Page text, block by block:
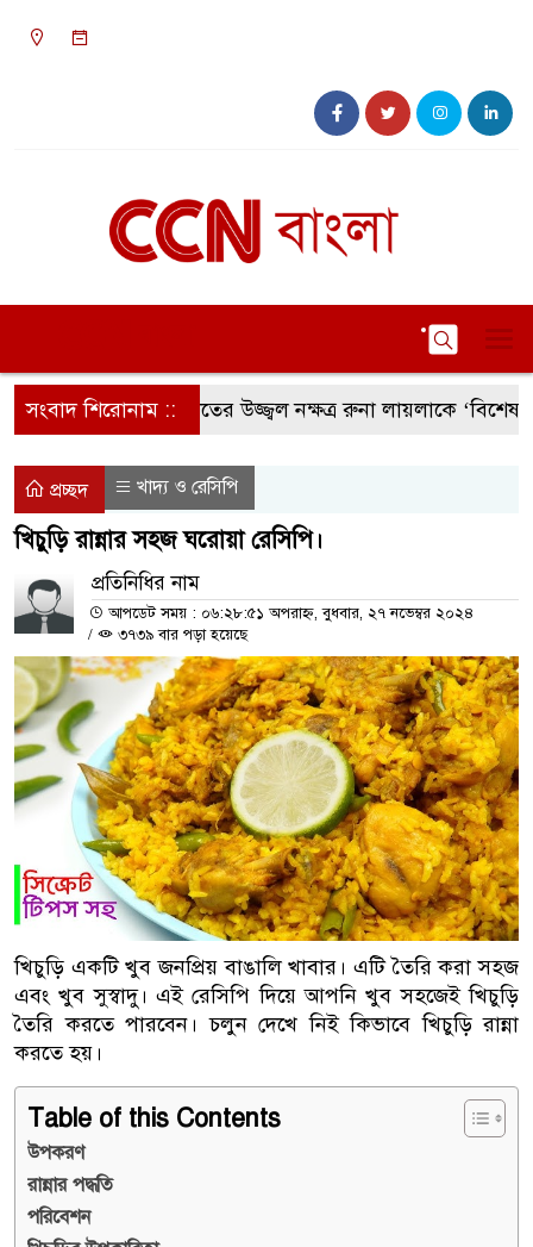
সংবাদ শিরোনাম ::সংগীতের উজ্জ্বল নক্ষত্র রুনা লায়লাকে ‘বিশেষ
প্রচ্ছদ খাদ্য ও রেসিপি
খিচুড়ি রান্নার সহজ ঘরোয়া রেসিপি।
প্রতিনিধির নাম
আপডেট সময় : ০৬:২৮:৫১ অপরাহ্ন, বুধবার, ২৭ নভেম্বর ২০২৪
/
৩৭৩৯ বার পড়া হয়েছে
খিচুড়ি একটি খুব জনপ্রিয় বাঙালি খাবার। এটি তৈরি করা সহজ
এবং খুব সুস্বাদু। এই রেসিপি দিয়ে আপনি খুব সহজেই খিচুড়ি
তৈরি করতে পারবেন। চলুন দেখে নিই কিভাবে খিচুড়ি রান্না
করতে হয়।
Table of this Contents
উপকরণ
রান্নার পদ্ধতি
পরিবেশন